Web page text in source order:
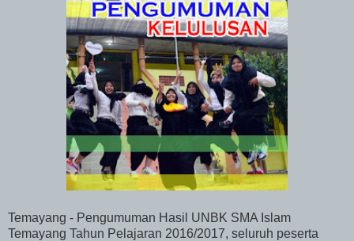
Temayang - Pengumuman Hasil UNBK SMA Islam
Temayang Tahun Pelajaran 2016/2017, seluruh peserta